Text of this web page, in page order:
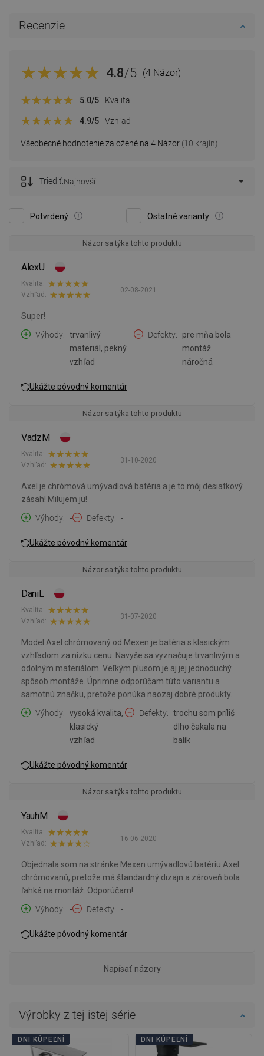
Recenzie
4.8/5 (4 Názor)
Všeobecné hodnotenie založené na 4 Názor (10 krajín)
5.0/5 Kvalita
4.9/5 Vzhľad
Potvrdený Ostatné varianty
Triediť:Najnovší
Názor sa týka tohto produktu
AlexU
02-08-2021
Kvalita:
Vzhľad:
Super!
Výhody
trvanlivý
materiál, pekný
vzhľad
Defekty
pre mňa bola
montáž
náročná
Ukážte pôvodný komentár
Názor sa týka tohto produktu
VadzM
31-10-2020
Kvalita:
Vzhľad:
Axel je chrómová umývadlová batéria a je to môj desiatkový
zásah! Milujem ju!
Výhody
- Defekty -
Ukážte pôvodný komentár
Názor sa týka tohto produktu
DaniL
31-07-2020
Kvalita:
Vzhľad:
Model Axel chrómovaný od Mexen je batéria s klasickým
vzhľadom za nízku cenu. Navyše sa vyznačuje trvanlivým a
odolným materiálom. Veľkým plusom je aj jej jednoduchý
spôsob montáže. Úprimne odporúčam túto variantu a
samotnú značku, pretože ponúka naozaj dobré produkty.
Výhody
vysoká kvalita,
klasický
vzhľad
Defekty
trochu som príliš
dlho čakala na
balík
Ukážte pôvodný komentár
Názor sa týka tohto produktu
YauhM
16-06-2020
Kvalita:
Vzhľad:
Objednala som na stránke Mexen umývadlovú batériu Axel
chrómovanú, pretože má štandardný dizajn a zároveň bola
ľahká na montáž. Odporúčam!
Výhody
- Defekty -
Ukážte pôvodný komentár
Napísať názory
Výrobky z tej istej série
DNI KÚPEĽNÍ DNI KÚPEĽNÍ